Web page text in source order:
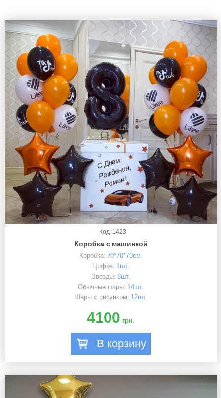
Код: 1423
Коробка с машинкой
Коробка: 70*70*70см.
Цифра: 1шт.
Звезды: 6шт.
Обычные шары: 14шт.
Шары с рисунком: 12шт.
4100 грн.
В корзину